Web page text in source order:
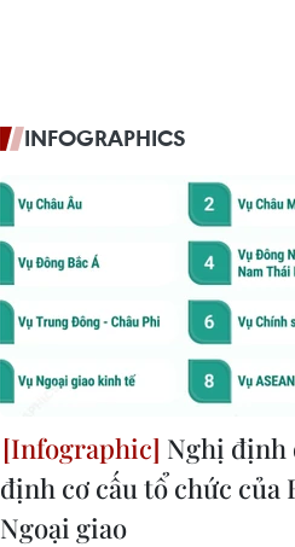
INFOGRAPHICS
Nghị định
định cơ cấu tổ chức của
Ngoại giao